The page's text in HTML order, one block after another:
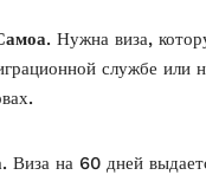
. Нужна виза,
службе или
. Виза на 60 дней